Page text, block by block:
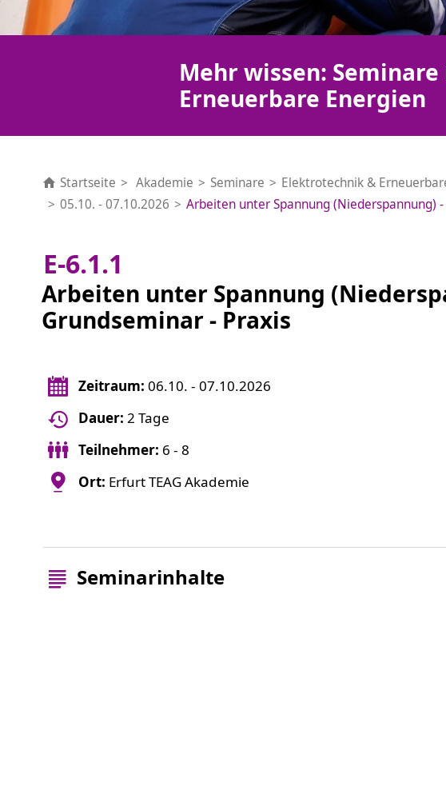
Mehr wissen:
Erneuerbare Energien
Startseite Akademie Seminare Elektrotechnik &
05.10. - 07.10.2026
Arbeiten unter Spannung (Niederspannung)
E-6.1.1
Arbeiten unter Spannung
Grundseminar - Praxis
Zeitraum: 06.10. - 07.10.2026
Dauer: 2 Tage
Teilnehmer: 6 - 8
Ort: Erfurt TEAG Akademie
Seminarinhalte